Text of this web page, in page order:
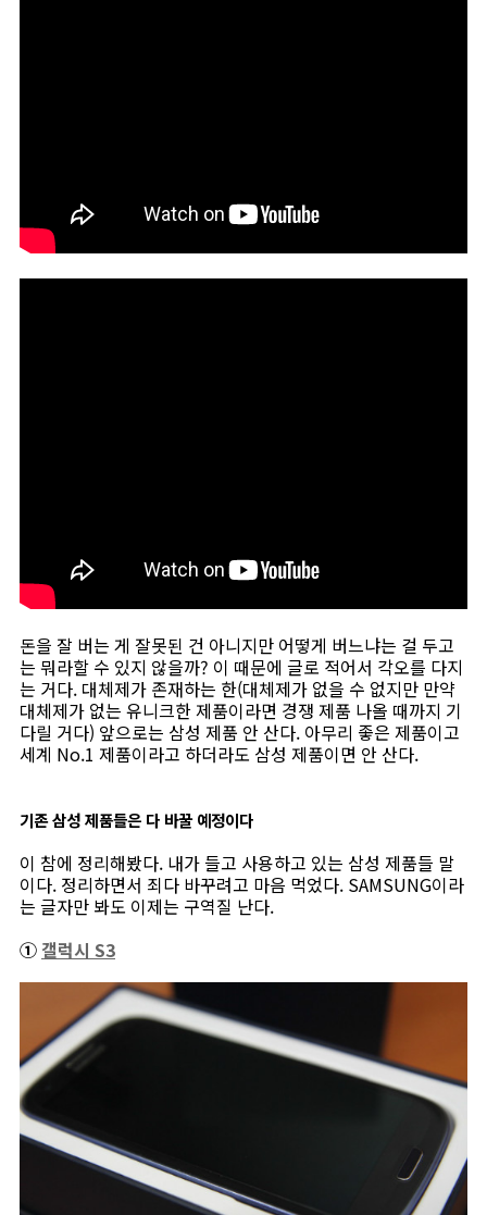
돈을 잘 버는 게 잘못된 건 아니지만 어떻게 버느냐는 걸 두고
는 뭐라할 수 있지 않을까? 이 때문에 글로 적어서 각오를 다지
는 거다. 대체제가 존재하는 한(대체제가 없을 수 없지만 만약
대체제가 없는 유니크한 제품이라면 경쟁 제품 나올 때까지 기
다릴 거다) 앞으로는 삼성 제품 안 산다. 아무리 좋은 제품이고
세계 No.1 제품이라고 하더라도 삼성 제품이면 안 산다.
기존 삼성 제품들은 다 바꿀 예정이다
이 참에 정리해봤다. 내가 들고 사용하고 있는 삼성 제품들 말
이다. 정리하면서 죄다 바꾸려고 마음 먹었다. SAMSUNG이라
는 글자만 봐도 이제는 구역질 난다.
① 갤럭시 S3